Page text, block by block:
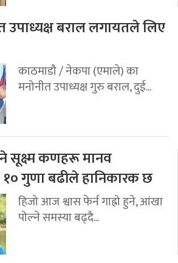
उपाध्यक्ष बराल लगायतले लिए
काठमाडौ / नेकपा (एमाले) का
मनोनीत उपाध्यक्ष गुरु बराल, दुई...
सूक्ष्म कणहरू मानव
१० गुणा बढीले हानिकारक छ
हिजो आज श्वास फेर्न गाह्रो हुने, आंखा
पोल्ने समस्या बढ्दै...